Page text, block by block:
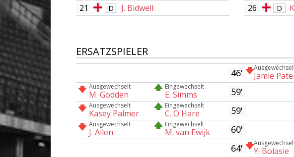
21
D J. Bidwell
26
D
ERSATZSPIELER
46' Jamie
Ausgewechselt
M. Godden
Eingewechselt
E. Simms 59'
Ausgewechselt
Kasey Palmer
Eingewechselt
C. O'Hare 59'
Ausgewechselt
J. Allen
Eingewechselt
M. van Ewijk
60'
64'
Y. Bolasie